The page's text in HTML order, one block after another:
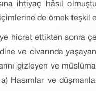
ihtiyaç hâsıl
de örnek teşkil
hicret ettikten sonra
ve civarında
gizleyen ve
Hasımlar ve